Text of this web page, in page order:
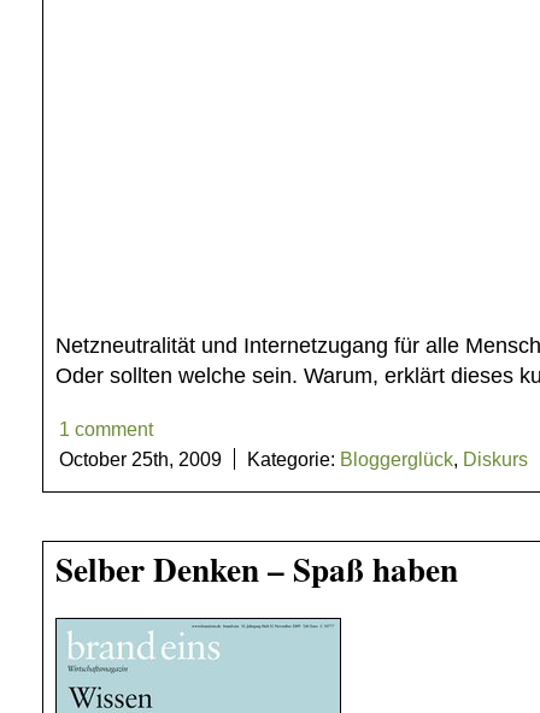
Netzneutralität und Internetzugang für alle
Oder sollten welche sein. Warum, erklärt dieses
1 comment
October 25th, 2009
Kategorie: Bloggerglück, Diskurs
Selber Denken – Spaß haben